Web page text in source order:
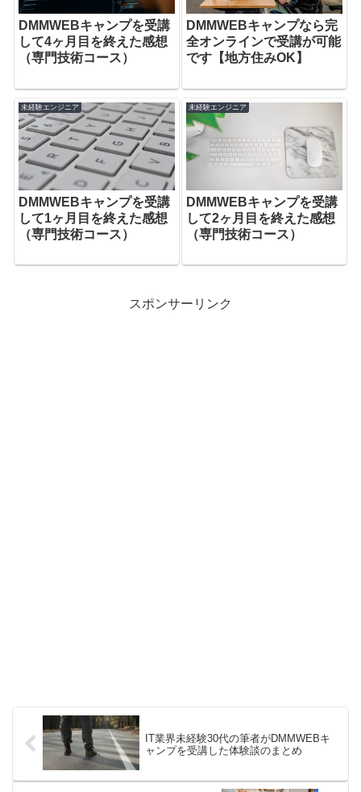
DMMWEBキャンプを受講
して4ヶ月目を終えた感想
（専門技術コース）
DMMWEBキャンプなら完
全オンラインで受講が可能
です【地方住みOK】
未経験エンジニア
DMMWEBキャンプを受講
して1ヶ月目を終えた感想
（専門技術コース）
未経験エンジニア
DMMWEBキャンプを受講
して2ヶ月目を終えた感想
（専門技術コース）
スポンサーリンク
IT業界未経験30代の筆者がDMMWEBキ
ャンプを受講した体験談のまとめ